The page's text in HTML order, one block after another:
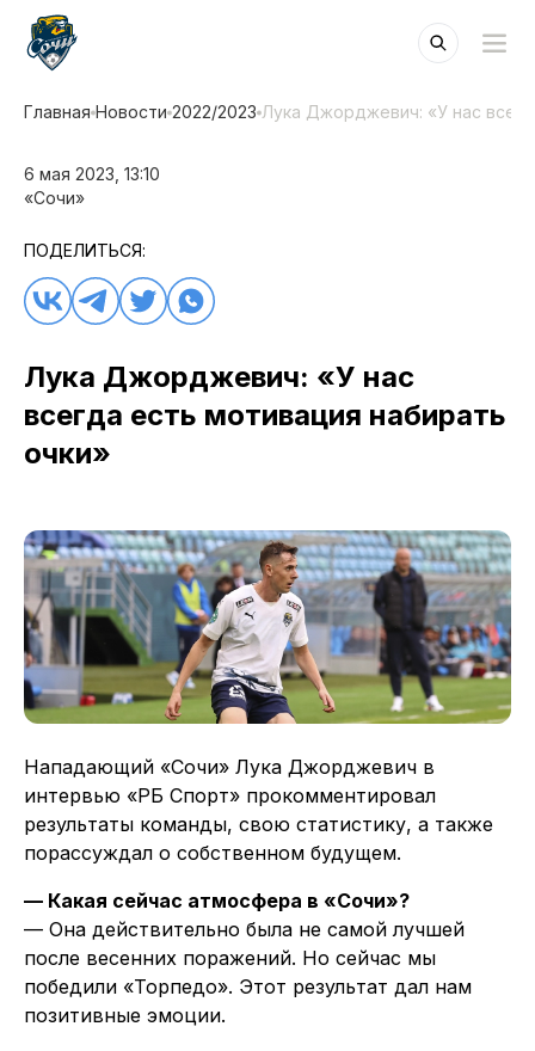
Главная Новости 2022/2023 Лука Джорджевич: «У нас
6 мая 2023, 13:10
«Сочи»
ПОДЕЛИТЬСЯ:
Лука Джорджевич: «У нас
всегда есть мотивация набирать
очки»
Нападающий «Сочи» Лука Джорджевич в
интервью «РБ Спорт» прокомментировал
результаты команды, свою статистику, а также
порассуждал о собственном будущем.
— Какая сейчас атмосфера в «Сочи»?
— Она действительно была не самой лучшей
после весенних поражений. Но сейчас мы
победили «Торпедо». Этот результат дал нам
позитивные эмоции.